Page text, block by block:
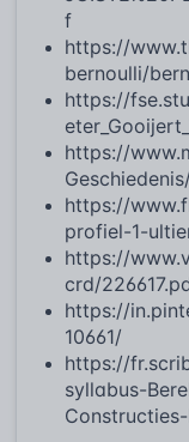
f
https://
bernoulli/
https://
https://
https://
profiel-1-
https://
crd/
https://
10661/
https://
syllabus-